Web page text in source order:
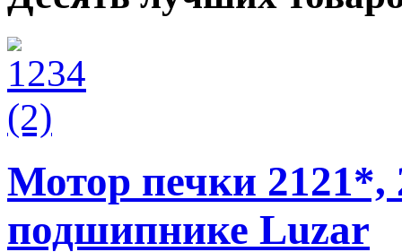
Мотор печки 2121*,
подшипнике Luzar